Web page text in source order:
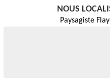
NOUS
Paysagiste